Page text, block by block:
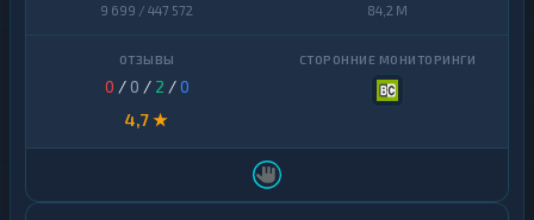
9 699 / 447 572 84,2 M
0 / 0 / 2 /0
4,7 ★